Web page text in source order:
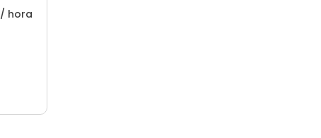
/ hora